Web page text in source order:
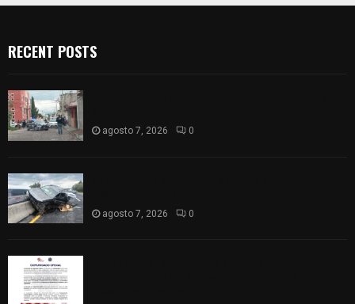
RECENT POSTS
agosto 7, 2026 0
agosto 7, 2026 0